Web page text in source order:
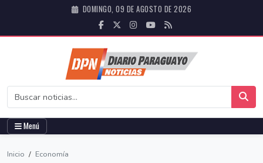
DOMINGO, 09 DE AGOSTO DE 2026
Menú
Inicio / Economía